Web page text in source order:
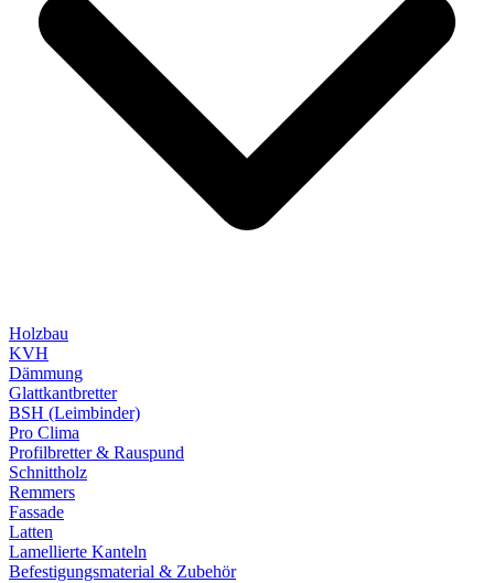
Holzbau
KVH
Dämmung
Glattkantbretter
BSH (Leimbinder)
Pro Clima
Profilbretter & Rauspund
Schnittholz
Remmers
Fassade
Latten
Lamellierte Kanteln
Befestigungsmaterial & Zubehör